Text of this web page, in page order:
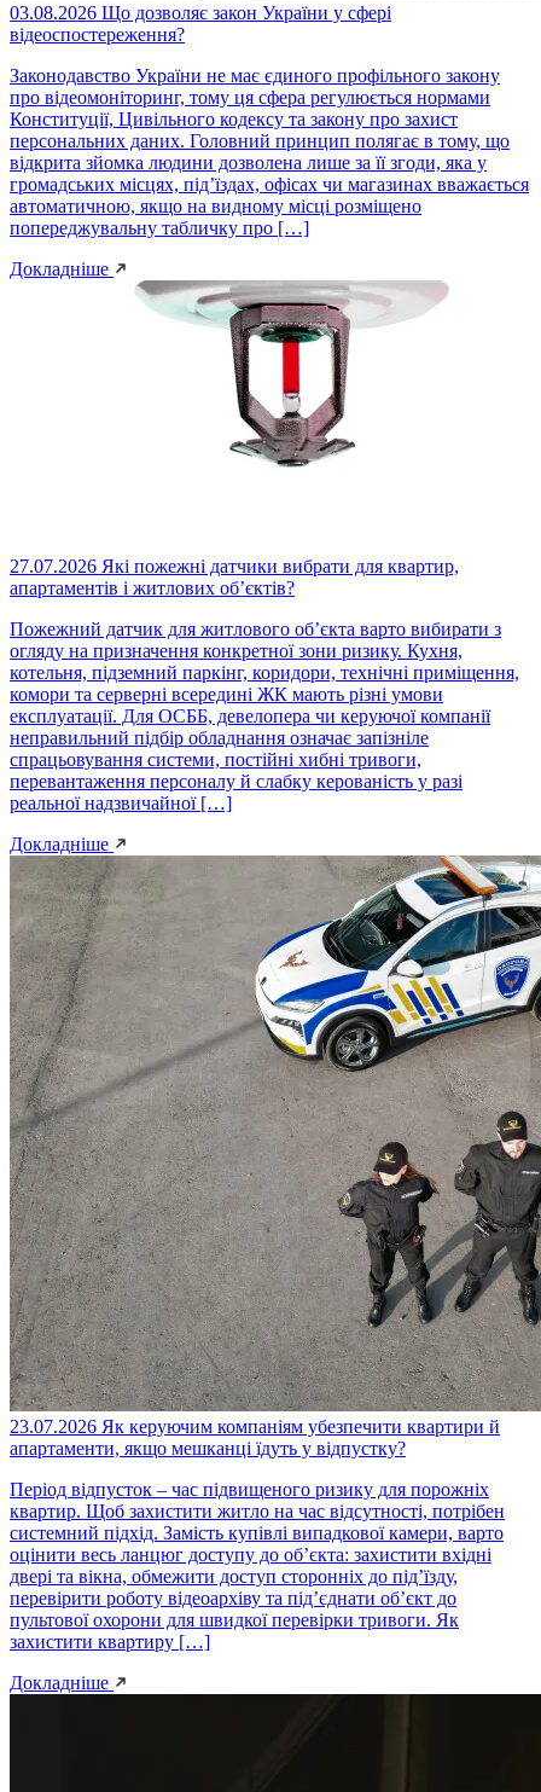
03.08.2026 Що дозволяє закон України у сфері
відеоспостереження?
Законодавство України не має єдиного профільного закону
про відеомоніторинг, тому ця сфера регулюється нормами
Конституції, Цивільного кодексу та закону про захист
персональних даних. Головний принцип полягає в тому, що
відкрита зйомка людини дозволена лише за її згоди, яка у
громадських місцях, під’їздах, офісах чи магазинах вважається
автоматичною, якщо на видному місці розміщено
попереджувальну табличку про […]
Докладніше
27.07.2026 Які пожежні датчики вибрати для квартир,
апартаментів і житлових об’єктів?
Пожежний датчик для житлового об’єкта варто вибирати з
огляду на призначення конкретної зони ризику. Кухня,
котельня, підземний паркінг, коридори, технічні приміщення,
комори та серверні всередині ЖК мають різні умови
експлуатації. Для ОСББ, девелопера чи керуючої компанії
неправильний підбір обладнання означає запізніле
спрацьовування системи, постійні хибні тривоги,
перевантаження персоналу й слабку керованість у разі
реальної надзвичайної […]
Докладніше
23.07.2026 Як керуючим компаніям убезпечити квартири й
апартаменти, якщо мешканці їдуть у відпустку?
Період відпусток – час підвищеного ризику для порожніх
квартир. Щоб захистити житло на час відсутності, потрібен
системний підхід. Замість купівлі випадкової камери, варто
оцінити весь ланцюг доступу до об’єкта: захистити вхідні
двері та вікна, обмежити доступ сторонніх до під’їзду,
перевірити роботу відеоархіву та під’єднати об’єкт до
пультової охорони для швидкої перевірки тривоги. Як
захистити квартиру […]
Докладніше